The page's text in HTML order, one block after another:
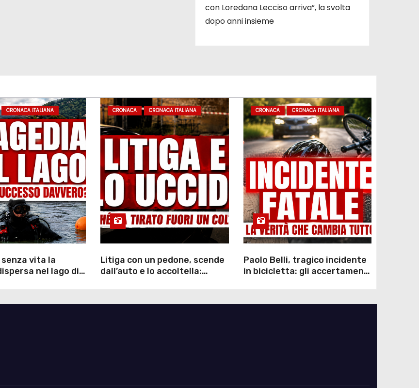
con Loredana Lecciso arriva”, la svolta
dopo anni insieme
CRONACA ITALIANA
vita la
nel lago di
CRONACA CRONACA ITALIANA
Litiga con un pedone, scende
dall’auto e lo accoltella:
CRONACA CRONACA ITALIANA
Paolo Belli, tragico incidente
in bicicletta: gli accertamenti
chiarire